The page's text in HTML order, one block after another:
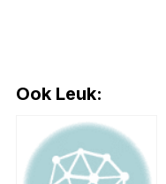
Ook Leuk: